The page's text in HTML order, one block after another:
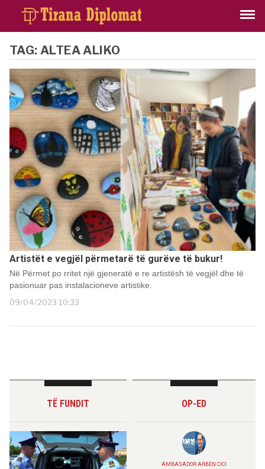
TAG: ALTEA ALIKO
Artistët e vegjël përmetarë të gurëve të bukur!
Në Përmet po rritet një gjeneratë e re artistësh të vegjël dhe të
pasionuar pas instalacioneve artistike.
09/04/2023 10:33
TË FUNDIT OP-ED
AMBASADOR ARBEN CICI